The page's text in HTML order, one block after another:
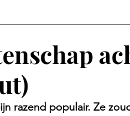
razend populair. Ze